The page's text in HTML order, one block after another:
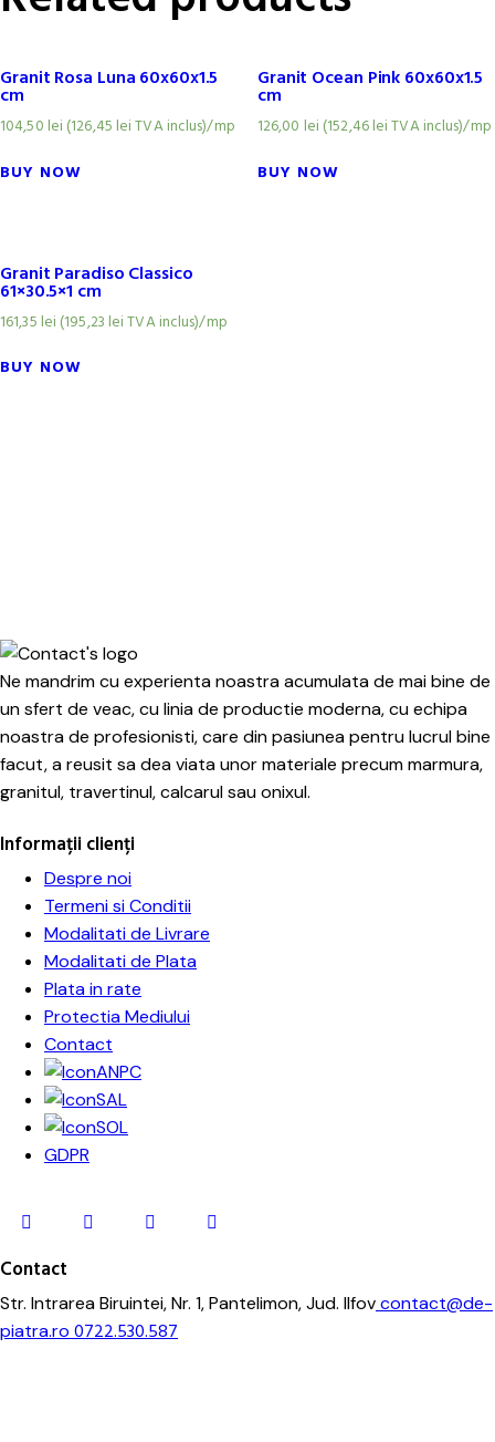
Granit Rosa Luna 60x60x1.5
cm
104,50 lei (126,45 lei TVA inclus)/mp
BUY NOW
Granit Ocean Pink 60x60x1.5
cm
126,00 lei (152,46lei TVA inclus)/mp
BUY NOW
Granit Paradiso Classico
61×30.5×1 cm
161,35 lei (195,23 lei TVA inclus)/mp
BUY NOW
Ne mandrim cu experienta noastra acumulata de mai bine de
un sfert de veac, cu linia de productie moderna, cu echipa
noastra de profesionisti, care din pasiunea pentru lucrul bine
facut, a reusit sa dea viata unor materiale precum marmura,
granitul, travertinul, calcarul sau onixul.
Informații clienți
Despre noi
Termeni si Conditii
Modalitati de Livrare
Modalitati de Plata
Plata in rate
Protectia Mediului
Contact
ANPC
SAL
SOL
GDPR
Contact
Str. Intrarea Biruintei, Nr. 1, Pantelimon, Jud. Ilfovcontact@de-
piatra.ro 0722.530.587